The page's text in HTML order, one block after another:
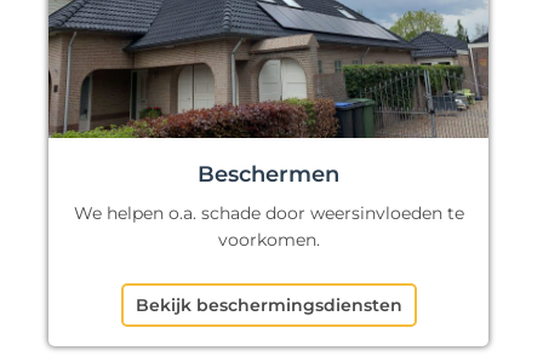
Beschermen
We helpen o.a. schade door weersinvloeden te
voorkomen.
Bekijk beschermingsdiensten